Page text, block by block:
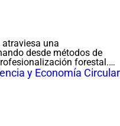
una
desde métodos de
forestal.…
y Economía Circular